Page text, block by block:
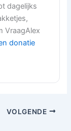
dagelijks
VraagAlex
donatie
VOLGENDE